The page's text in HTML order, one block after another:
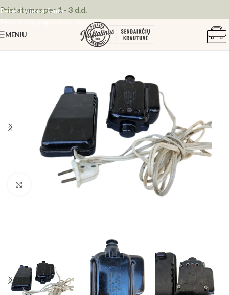
Pereiti prie naršymo
Pereiti prie pagrindinio turinio
Pristatymas per 1 - 3 d.d.
MENIU
Spustelėkite, kad padidintumėte